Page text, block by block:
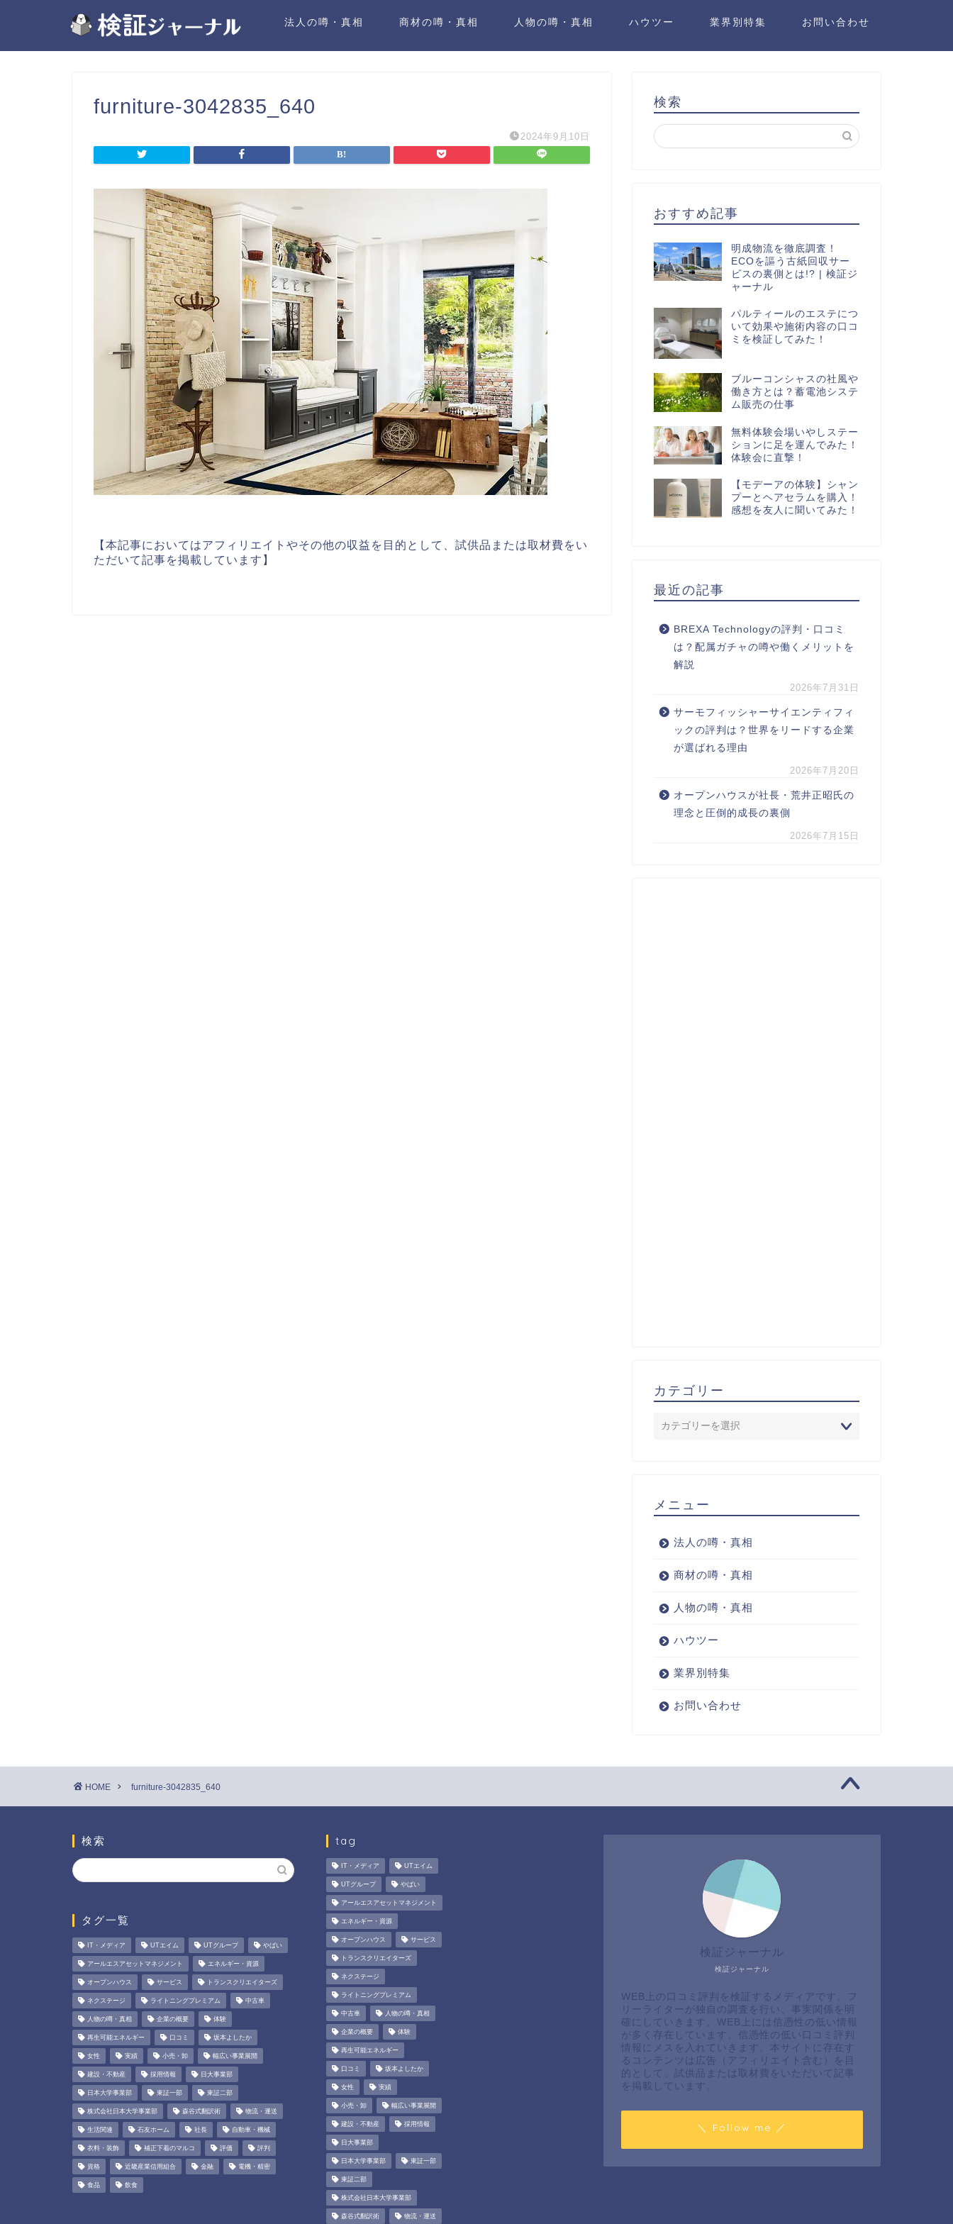
法人の噂・真相 商材の噂・真相 人物の噂・真相 ハウツー 業界別特集 お問い合わせ
furniture-3042835_640
2024年9月10日
【本記事においてはアフィリエイトやその他の収益を目的として、試供品または取材費をい
ただいて記事を掲載しています】
検索
おすすめ記事
明成物流を徹底調査！
ECOを謳う古紙回収サー
ビスの裏側とは!? | 検証ジ
ャーナル
パルティールのエステにつ
いて効果や施術内容の口コ
ミを検証してみた！
ブルーコンシャスの社風や
働き方とは？蓄電池システ
ム販売の仕事
無料体験会場いやしステー
ションに足を運んでみた！
体験会に直撃！
【モデーアの体験】シャン
プーとヘアセラムを購入！
感想を友人に聞いてみた！
最近の記事
BREXA Technologyの評判・口コミ
は？配属ガチャの噂や働くメリットを
解説
2026年7月31日
サーモフィッシャーサイエンティフィ
ックの評判は？世界をリードする企業
が選ばれる理由
2026年7月20日
オープンハウスが社長・荒井正昭氏の
理念と圧倒的成長の裏側
2026年7月15日
カテゴリー
メニュー
法人の噂・真相
商材の噂・真相
人物の噂・真相
ハウツー
業界別特集
お問い合わせ
HOME furniture-3042835_640
検索
タグ一覧
IT・メディア UTエイム UTグループ やばい
アールエスアセットマネジメント エネルギー・資源
オープンハウス サービス トランスクリエイターズ
ネクステージ ライトニングプレミアム 中古車
人物の噂・真相 企業の概要 体験
再生可能エネルギー 口コミ 坂本よしたか
女性 実績 小売・卸 幅広い事業展開
建設・不動産 採用情報 日大事業部
日本大学事業部 東証一部 東証二部
株式会社日本大学事業部 森谷式翻訳術 物流・運送
生活関連 石友ホーム 社長 自動車・機械
衣料・装飾 補正下着のマルコ 評価 評判
資格 近畿産業信用組合 金融 電機・精密
食品 飲食
tag
IT・メディア UTエイム
UTグループ やばい
アールエスアセットマネジメント
エネルギー・資源
オープンハウス サービス
トランスクリエイターズ
ネクステージ
ライトニングプレミアム
中古車 人物の噂・真相
企業の概要 体験
再生可能エネルギー
口コミ 坂本よしたか
女性 実績
小売・卸 幅広い事業展開
建設・不動産 採用情報
日大事業部
日本大学事業部 東証一部
東証二部
株式会社日本大学事業部
森谷式翻訳術 物流・運送
検証ジャーナル
検証ジャーナル
WEB上の口コミ評判を検証するメディアです。フ
リーライターが独自の調査を行い、事実関係を明
確にしていきます。WEB上には信憑性の低い情報
が多く存在しています。信憑性の低い口コミ評判
情報にメスを入れていきます。本サイトに存在す
るコンテンツは広告（アフィリエイト含む）を目
的として、試供品または取材費をいただいて記事
を掲載しています。
＼ Follow me ／